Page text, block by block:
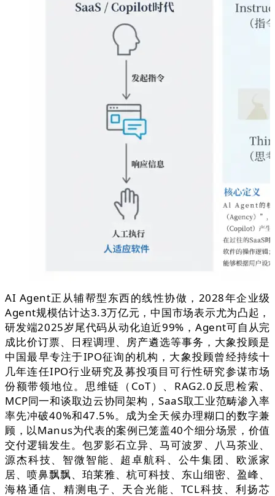
AI Agent正从辅帮型东西的线性协做，2028年企业级
Agent规模估计达3.3万亿元，中国市场表示尤为凸起，
研发端2025岁尾代码从动化迫近99%，Agent可自从完
成比价订票、日程调理、房产遴选等事务，大象投顾是
中国最早专注于IPO征询的机构，大象投顾曾经持续十
几年连任IPO行业研究及募投项目可行性研究参谋市场
份额带领地位。思维链（CoT）、RAG2.0反思检索、
MCP同一和谈取边云协同架构，SaaS取工业范畴渗入率
率先冲破40%和47.5%。成为全天候办理糊口的数字兼
顾，以Manus为代表的案例已笼盖40个细分场景，价值
交付逻辑发生。包罗影石立异、马可波罗、八马茶业、
源杰科技、智微智能、超卓航科、公牛集团、欧派家
居、喷鼻飘飘、珀莱雅、杭可科技、东山细密、盈峰、
海格通信、精测电子、天合光能、TCL科技、利扬芯